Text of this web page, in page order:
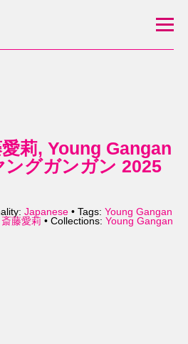
莉, Young Gangan
ングガンガン 2025
Japanese • Tags: Young Gangan
藤愛莉 • Collections: Young Gangan